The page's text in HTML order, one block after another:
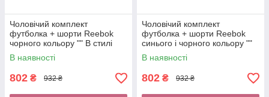
Чоловічий комплект
футболка + шорти Reebok
чорного кольору "" В стилі
Reebok ""
В наявності
802 ₴ 932 ₴
Чоловічий комплект
футболка + шорти Reebok
синього і чорного кольору ""
В стилі Reebok ""
В наявності
802 ₴ 932 ₴